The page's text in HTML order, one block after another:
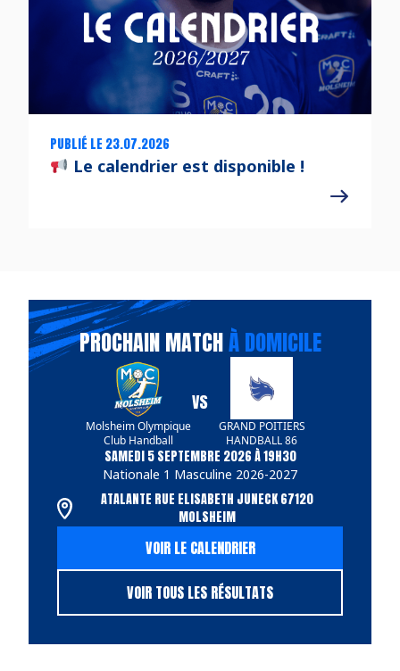
PUBLIÉ LE 23.07.2026
Le calendrier est disponible !
PROCHAIN MATCHÀ DOMICILE
Molsheim Olympique
Club Handball
VS
GRAND POITIERS
HANDBALL 86
SAMEDI 5 SEPTEMBRE 2026 À 19H30
Nationale 1 Masculine 2026-2027
ATALANTE RUE ELISABETH JUNECK 67120
MOLSHEIM
VOIR LE CALENDRIER
VOIR TOUS LES RÉSULTATS